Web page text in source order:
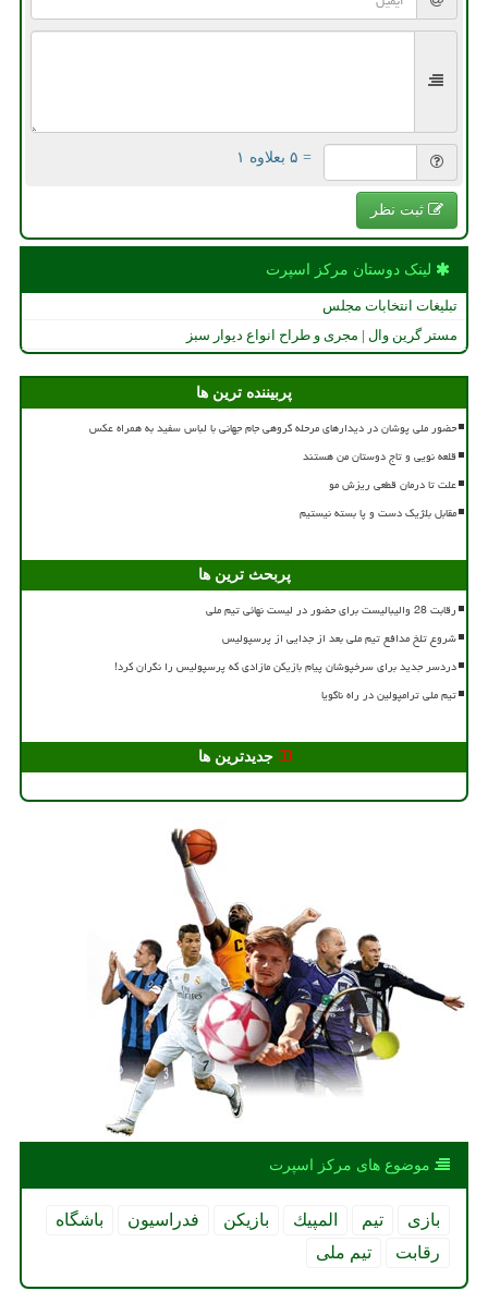
= ۵ بعلاوه ۱
ثبت نظر
لینک دوستان مركز اسپرت
تبلیغات انتخابات مجلس
مستر گرین وال | مجری و طراح انواع دیوار سبز
پربیننده ترین ها
حضور ملی پوشان در دیدارهای مرحله گروهی جام جهانی با لباس سفید به همراه عکس
قلعه نویی و تاج دوستان من هستند
علت تا درمان قطعی ریزش مو
مقابل بلژیک دست و پا بسته نیستیم
پربحث ترین ها
رقابت 28 والیبالیست برای حضور در لیست نهائی تیم ملی
شروع تلخ مدافع تیم ملی بعد از جدایی از پرسپولیس
دردسر جدید برای سرخپوشان پیام بازیکن مازادی که پرسپولیس را نگران کرد!
تیم ملی ترامپولین در راه ناگویا
جدیدترین ها
موضوع های مركز اسپرت
بازی تیم المپیك بازیكن فدراسیون
باشگاه
رقابت
تیم ملی